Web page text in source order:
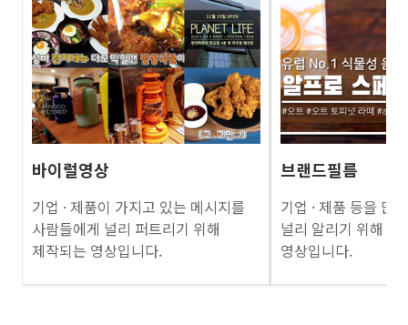
바이럴영상
기업 · 제품이 가지고 있는 메시지를
사람들에게 널리 퍼트리기 위해
제작되는 영상입니다.
브랜드필름
기업 · 제품 등을 많
널리 알리기 위해 제
영상입니다.